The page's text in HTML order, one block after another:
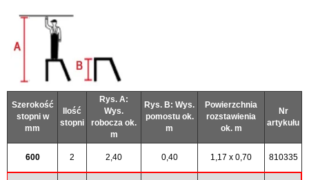
Szerokość
stopni w
mm
Ilość
stopni
Rys. A:
Wys.
robocza ok.
m
Rys. B: Wys.
pomostu ok.
m
Powierzchnia
rozstawienia
ok. m
Nr
artykułu
600 2 2,40 0,40 1,17 x 0,70 810335